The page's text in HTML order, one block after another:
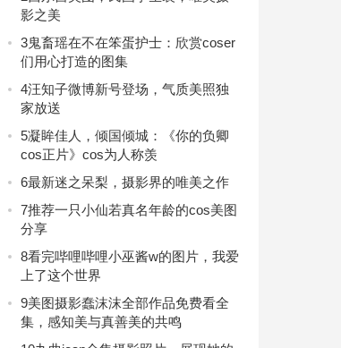
影之美
3鬼畜瑶在不在笨蛋护士：欣赏coser
们用心打造的图集
4汪知子微博新号登场，气质美照独
家放送
5凝眸佳人，倾国倾城：《你的负卿
cos正片》cos为人称羡
6最新迷之呆梨，摄影界的唯美之作
7推荐一只小仙若真名年龄的cos美图
分享
8看完哔哩哔哩小巫酱w的图片，我爱
上了这个世界
9美图摄影蠢沫沫全部作品免费看全
集，感知美与真善美的共鸣